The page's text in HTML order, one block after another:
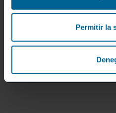
Permitir la
PROGRAMA DE